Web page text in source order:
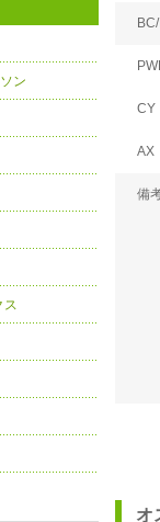
CY
AX
備
オ
ン
ス